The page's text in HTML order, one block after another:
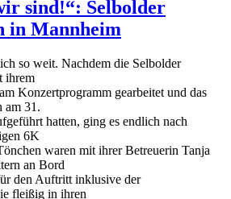
sind!“: Selbolder
in Mannheim
so weit. Nachdem die Selbolder
ihrem
Konzertprogramm gearbeitet und das
am 31.
hatten, ging es endlich nach
6K
waren mit ihrer Betreuerin Tanja
an Bord
den Auftritt inklusive der
fleißig in ihren